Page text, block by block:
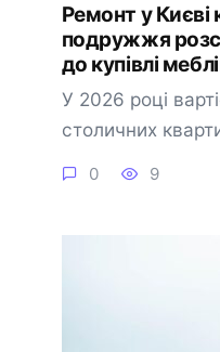
Ремонт у Києві
подружжя
до купівлі
У 2026 році
столичних
0 9